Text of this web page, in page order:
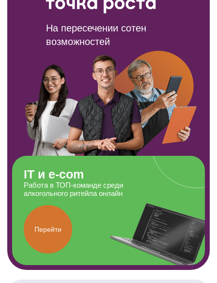
На пересечении сотен
возможностей
IT и e-com
Работа в ТОП-команде среди
алкогольного ритейла онлайн
Перейти